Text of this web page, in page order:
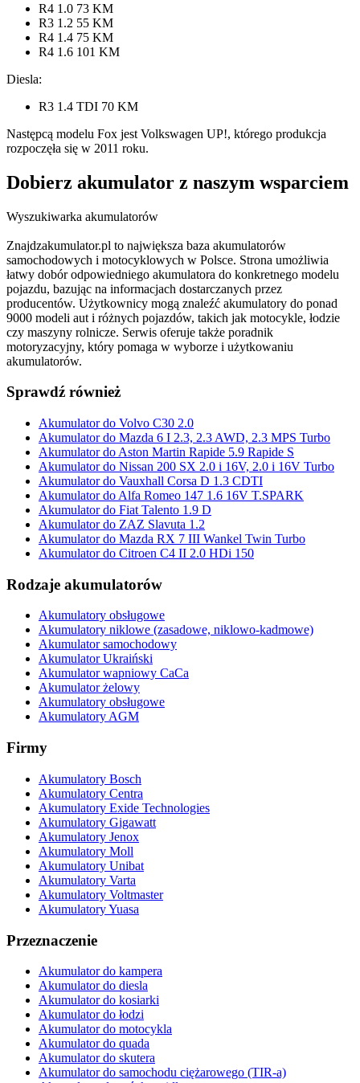
R4 1.0 73 KM
R3 1.2 55 KM
R4 1.4 75 KM
R4 1.6 101 KM
Diesla:
R3 1.4 TDI 70 KM
Następcą modelu Fox jest Volkswagen UP!, którego produkcja
rozpoczęła się w 2011 roku.
Dobierz akumulator z naszym wsparciem
Wyszukiwarka akumulatorów
Znajdzakumulator.pl to największa baza akumulatorów
samochodowych i motocyklowych w Polsce. Strona umożliwia
łatwy dobór odpowiedniego akumulatora do konkretnego modelu
pojazdu, bazując na informacjach dostarczanych przez
producentów. Użytkownicy mogą znaleźć akumulatory do ponad
9000 modeli aut i różnych pojazdów, takich jak motocykle, łodzie
czy maszyny rolnicze. Serwis oferuje także poradnik
motoryzacyjny, który pomaga w wyborze i użytkowaniu
akumulatorów.
Sprawdź również
Akumulator do Volvo C30 2.0
Akumulator do Mazda 6 I 2.3, 2.3 AWD, 2.3 MPS Turbo
Akumulator do Aston Martin Rapide 5.9 Rapide S
Akumulator do Nissan 200 SX 2.0 i 16V, 2.0 i 16V Turbo
Akumulator do Vauxhall Corsa D 1.3 CDTI
Akumulator do Alfa Romeo 147 1.6 16V T.SPARK
Akumulator do Fiat Talento 1.9 D
Akumulator do ZAZ Slavuta 1.2
Akumulator do Mazda RX 7 III Wankel Twin Turbo
Akumulator do Citroen C4 II 2.0 HDi 150
Rodzaje akumulatorów
Akumulatory obsługowe
Akumulatory niklowe (zasadowe, niklowo-kadmowe)
Akumulator samochodowy
Akumulator Ukraiński
Akumulator wapniowy CaCa
Akumulator żelowy
Akumulatory obsługowe
Akumulatory AGM
Firmy
Akumulatory Bosch
Akumulatory Centra
Akumulatory Exide Technologies
Akumulatory Gigawatt
Akumulatory Jenox
Akumulatory Moll
Akumulatory Unibat
Akumulatory Varta
Akumulatory Voltmaster
Akumulatory Yuasa
Przeznaczenie
Akumulator do kampera
Akumulator do diesla
Akumulator do kosiarki
Akumulator do łodzi
Akumulator do motocykla
Akumulator do quada
Akumulator do skutera
Akumulator do samochodu ciężarowego (TIR-a)